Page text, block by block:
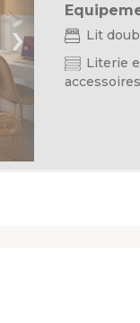
› Lit
Literie
accessoires